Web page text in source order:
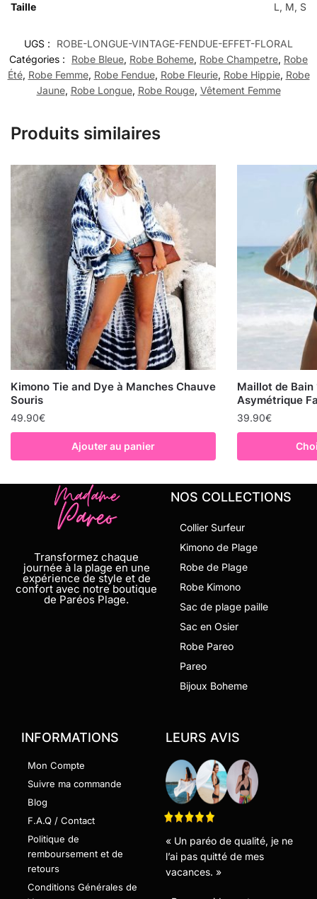
Taille L, M, S
UGS :
ROBE-LONGUE-VINTAGE-FENDUE-EFFET-FLORAL
Catégories :
Robe Bleue, Robe Boheme, Robe Champetre, Robe
Été, Robe Femme, Robe Fendue, Robe Fleurie, Robe Hippie, Robe
Jaune, Robe Longue, Robe Rouge, Vêtement Femme
Produits similaires
Kimono Tie and Dye à Manches Chauve
Souris
49.90€
Ajouter au panier
Maillot de Bain
Asymétrique
39.90€
Transformez chaque
journée à la plage en une
expérience de style et de
confort avec notre boutique
de Paréos Plage.
NOS COLLECTIONS
Collier Surfeur
Kimono de Plage
Robe de Plage
Robe Kimono
Sac de plage paille
Sac en Osier
Robe Pareo
Pareo
Bijoux Boheme
INFORMATIONS
Mon Compte
Suivre ma commande
Blog
F.A.Q / Contact
Politique de
remboursement et de
retours
Conditions Générales de
LEURS AVIS
« Un paréo de qualité, je ne
l’ai pas quitté de mes
vacances. »